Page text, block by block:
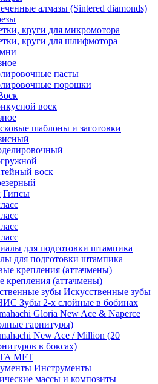
алмазы (Sintered diamonds)
круги для микромотора
круги для шлифмотора
пасты
порошки
воск
шаблоны и заготовки
воск
Гипсы
для подготовки штампика
крепления (аттачмены)
Искусственные зубы
Зубы 2-х слойные в бобинах
Gloria New Ace & Naperce
гарнитуры)
New Ace / Million (20
в боксах)
MFT
Инструменты